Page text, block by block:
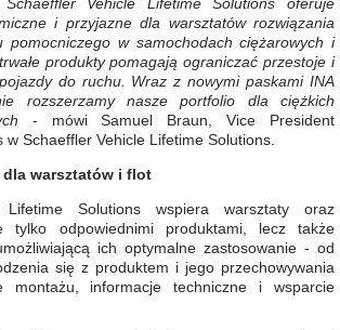
i przyjazne dla warsztatów rozwiązania
pomocniczego w samochodach ciężarowych i
produkty pomagają ograniczać przestoje i
do ruchu. Wraz z nowymi paskami INA
rozszerzamy nasze portfolio dla ciężkich
- mówi Samuel Braun, Vice President
w Schaeffler Vehicle Lifetime Solutions.
warsztatów i flot
Lifetime Solutions wspiera warsztaty oraz
tylko odpowiednimi produktami, lecz także
ich optymalne zastosowanie - od
się z produktem i jego przechowywania
montażu, informacje techniczne i wsparcie